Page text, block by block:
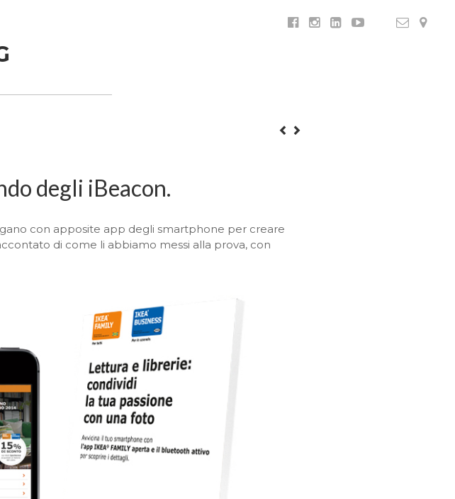
degli iBeacon.
con apposite app degli smartphone per creare
di come li abbiamo messi alla prova, con